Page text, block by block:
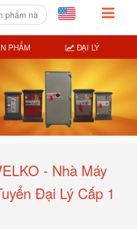
- Nhà Máy
Đại Lý Cấp 1
PHẨM ĐẠI LÝ